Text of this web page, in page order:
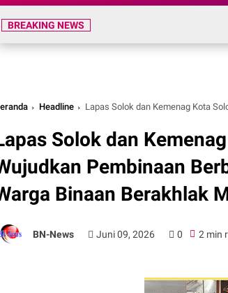
BREAKING NEWS
Headline Lapas Solok dan Kemenag Kota Solok
Solok dan
Pembinaan
Binaan Berakhlak
BN-News Juni 09, 2026 0 2 min